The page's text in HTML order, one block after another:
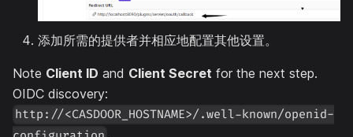
添加所需的提供者并相应地配置其他设置。
Note Client ID and Client Secret for the next step.
OIDC discovery:
http://<CASDOOR_HOSTNAME>/.well-known/openid-